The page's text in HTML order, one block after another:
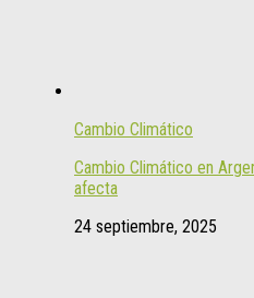
Cambio Climático
Cambio Climático en
afecta
24 septiembre, 2025